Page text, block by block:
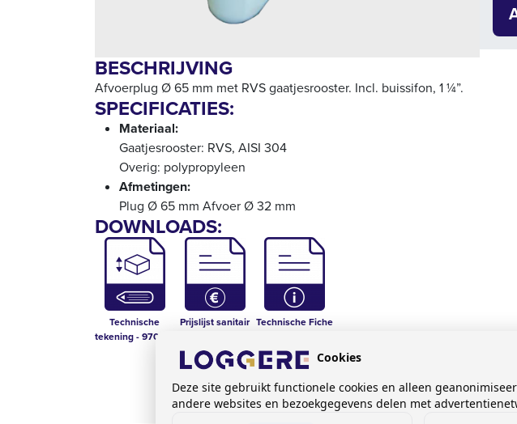
BESCHRIJVING
Afvoerplug Ø 65 mm met RVS gaatjesrooster. Incl. buissifon, 1 ¼”.
SPECIFICATIES:
Materiaal:
Gaatjesrooster: RVS, AISI 304
Overig: polypropyleen
Afmetingen:
Plug Ø 65 mm Afvoer Ø 32 mm
DOWNLOADS:
Technische
tekening - 970301
Prijslijst sanitair Technische Fiche
Cookies
Deze site gebruikt functionele cookies en alleen
andere websites en bezoekgegevens delen met